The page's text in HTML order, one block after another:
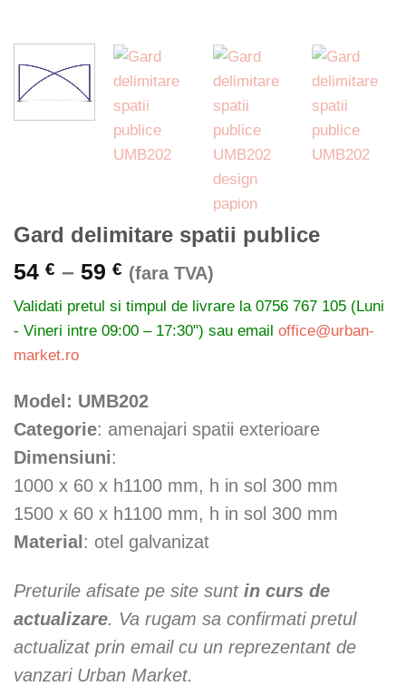
Gard delimitare spatii publice
54 € – 59 € Interval
prețuri:
54 €
59 €
(fara TVA)
Validati pretul si timpul de livrare la 0756 767 105 (Luni
- Vineri intre 09:00 – 17:30") sau email office@urban-
market.ro
Model: UMB202
Categorie: amenajari spatii exterioare
Dimensiuni:
1000 x 60 x h1100 mm, h in sol 300 mm
1500 x 60 x h1100 mm, h in sol 300 mm
Material : otel galvanizat
Preturile afisate pe site sunt in curs de
actualizare. Va rugam sa confirmati pretul
actualizat prin email cu un reprezentant de
vanzari Urban Market.